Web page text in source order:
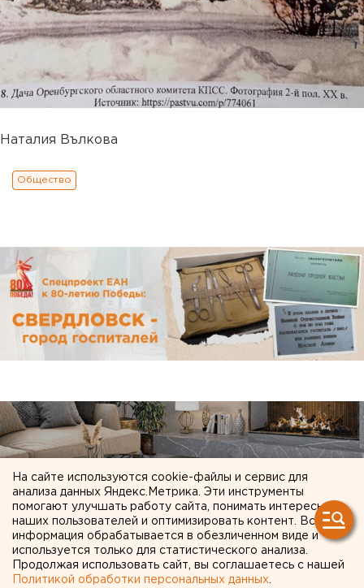
Наталия Вълкова
Общество
На сайте используются cookie-файлы и сервис для
анализа данных Яндекс.Метрика. Эти инструменты
помогают улучшать работу сайта, понимать интересы
наших пользователей и оптимизировать контент. Вся
информация обрабатывается в обезличенном виде и
используется только для статистического анализа.
Продолжая использовать сайт, вы соглашаетесь с нашей
Политикой обработки персональных данных